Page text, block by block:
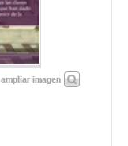
ampliar imagen